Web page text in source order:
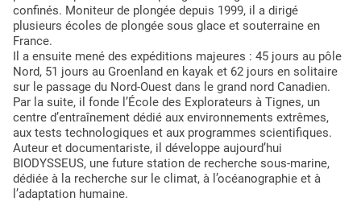
confinés. Moniteur de plongée depuis 1999, il a dirigé
plusieurs écoles de plongée sous glace et souterraine en
France.
Il a ensuite mené des expéditions majeures : 45 jours au pôle
Nord, 51 jours au Groenland en kayak et 62 jours en solitaire
sur le passage du Nord-Ouest dans le grand nord Canadien.
Par la suite, il fonde l’École des Explorateurs à Tignes, un
centre d’entraînement dédié aux environnements extrêmes,
aux tests technologiques et aux programmes scientifiques.
Auteur et documentariste, il développe aujourd’hui
BIODYSSEUS, une future station de recherche sous-marine,
dédiée à la recherche sur le climat, à l’océanographie et à
l’adaptation humaine.